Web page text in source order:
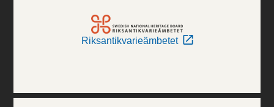
Riksantikvarieämbetet